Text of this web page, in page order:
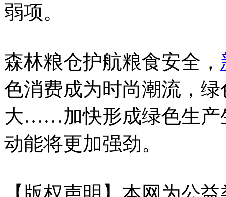
弱项。
森林粮仓护航粮食安全，
色消费成为时尚潮流，
大……加快形成绿色生产
动能将更加强劲。